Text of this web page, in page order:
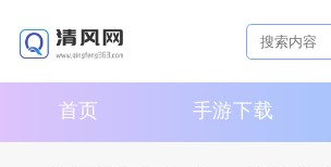
首页 手游下载